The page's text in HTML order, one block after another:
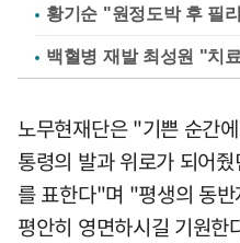
황기순 "원정도박 후 필
백혈병 재발 최성원 "치
노무현재단은 "기쁜 순간
통령의 발과 위로가 되어
를 표한다"며 "평생의 동
평안히 영면하시길 기원한